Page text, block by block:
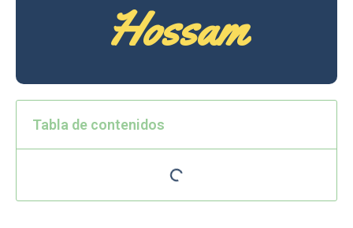
Hossam
Tabla de contenidos